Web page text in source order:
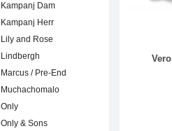
Kampanj Dam
Kampanj Herr
Lily and Rose
Lindbergh
Marcus / Pre-End
Muchachomalo
Only
Only & Sons